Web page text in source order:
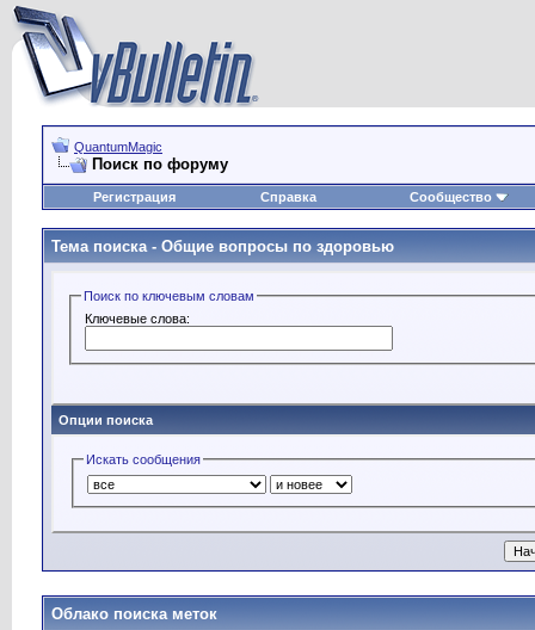
QuantumMagic
Поиск по форуму
Регистрация Справка Сообщество
Тема поиска - Общие вопросы по здоровью
Поиск по ключевым словам
Ключевые слова:
Опции поиска
Искать сообщения
Облако поиска меток